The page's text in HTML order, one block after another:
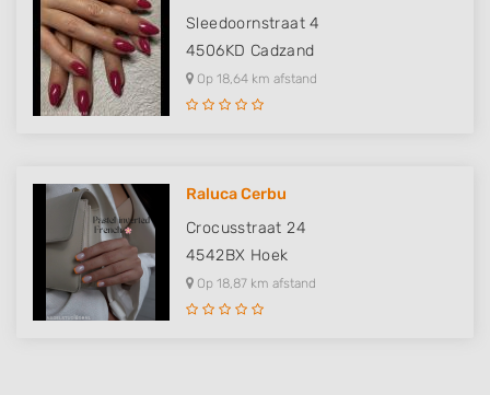
Sleedoornstraat 4
4506KD Cadzand
Op 18,64 km afstand
Raluca Cerbu
Crocusstraat 24
4542BX Hoek
Op 18,87 km afstand